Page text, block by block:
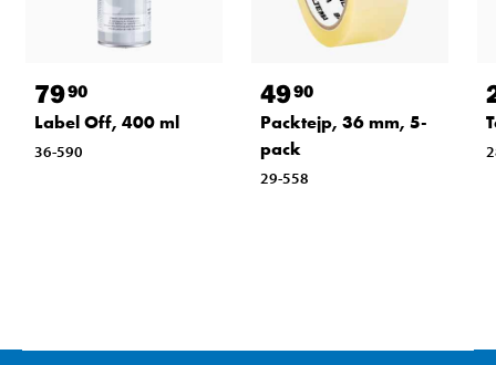
7990
Label Off, 400 ml
36-590
4990
Packtejp, 36 mm, 5-
pack
29-558